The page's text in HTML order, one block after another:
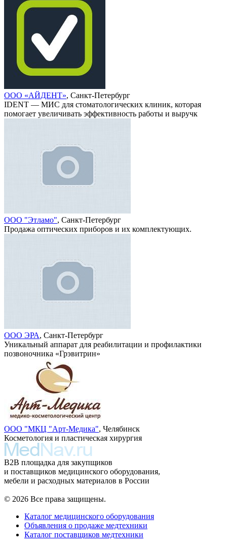
ООО «АЙДЕНТ», Санкт-Петербург
IDENT — МИС для стоматологических клиник, которая
помогает увеличивать эффективность работы и выручк
ООО "Этламо", Санкт-Петербург
Продажа оптических приборов и их комплектующих.
ООО ЭРА, Санкт-Петербург
Уникальный аппарат для реабилитации и профилактики
позвоночника «Грэвитрин»
ООО "МКЦ "Арт-Медика", Челябинск
Косметология и пластическая хирургия
B2B площадка для закупщиков
и поставщиков медицинского оборудования,
мебели и расходных материалов в России
© 2026 Все права защищены.
Каталог медицинского оборудования
Объявления о продаже медтехники
Каталог поставщиков медтехники